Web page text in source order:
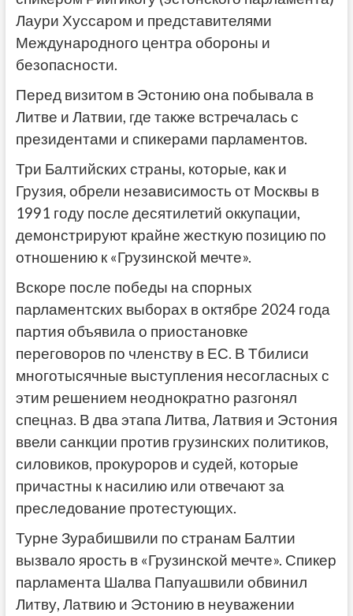
Лаури Хуссаром и представителями
Международного центра обороны и
безопасности.
Перед визитом в Эстонию она побывала в
Литве и Латвии, где также встречалась с
президентами и спикерами парламентов.
Три Балтийских страны, которые, как и
Грузия, обрели независимость от Москвы в
1991 году после десятилетий оккупации,
демонстрируют крайне жесткую позицию по
отношению к «Грузинской мечте».
Вскоре после победы на спорных
парламентских выборах в октябре 2024 года
партия объявила о приостановке
переговоров по членству в ЕС. В Тбилиси
многотысячные выступления несогласных с
этим решением неоднократно разгонял
спецназ. В два этапа Литва, Латвия и Эстония
ввели санкции против грузинских политиков,
силовиков, прокуроров и судей, которые
причастны к насилию или отвечают за
преследование протестующих.
Турне Зурабишвили по странам Балтии
вызвало ярость в «Грузинской мечте». Спикер
парламента Шалва Папуашвили обвинил
Литву, Латвию и Эстонию в неуважении